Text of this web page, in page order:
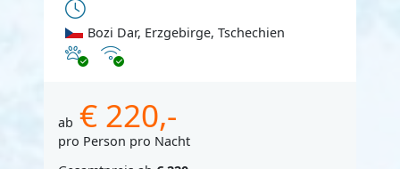
Bozi Dar, Erzgebirge, Tschechien
Haustiere erlaubt
Internet
ab € 220,-
pro Person pro Nacht